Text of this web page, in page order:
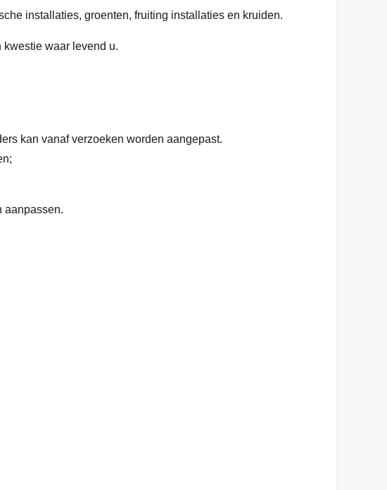
installaties, groenten, fruiting installaties en kruiden.
waar levend u.
kan vanaf verzoeken worden aangepast.
aanpassen.